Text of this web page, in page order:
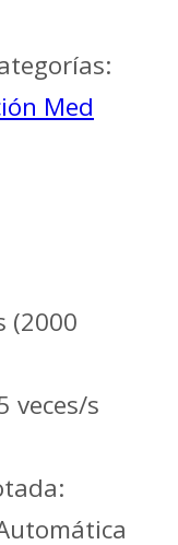
Med
(2000
veces/s